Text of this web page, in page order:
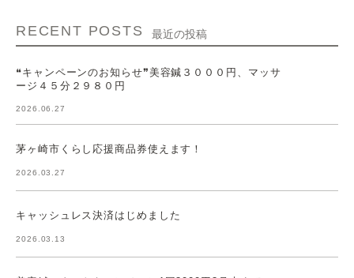
RECENT POSTS 最近の投稿
❝キャンペーンのお知らせ❞美容鍼３０００円、マッサ
ージ４５分２９８０円
2026.06.27
茅ヶ崎市くらし応援商品券使えます！
2026.03.27
キャッシュレス決済はじめました
2026.03.13